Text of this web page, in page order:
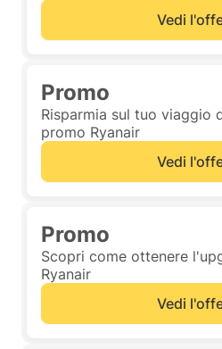
Vedi
Promo
Risparmia sul tuo viaggio
promo Ryanair
Vedi
Promo
Scopri come ottenere
Ryanair
Vedi